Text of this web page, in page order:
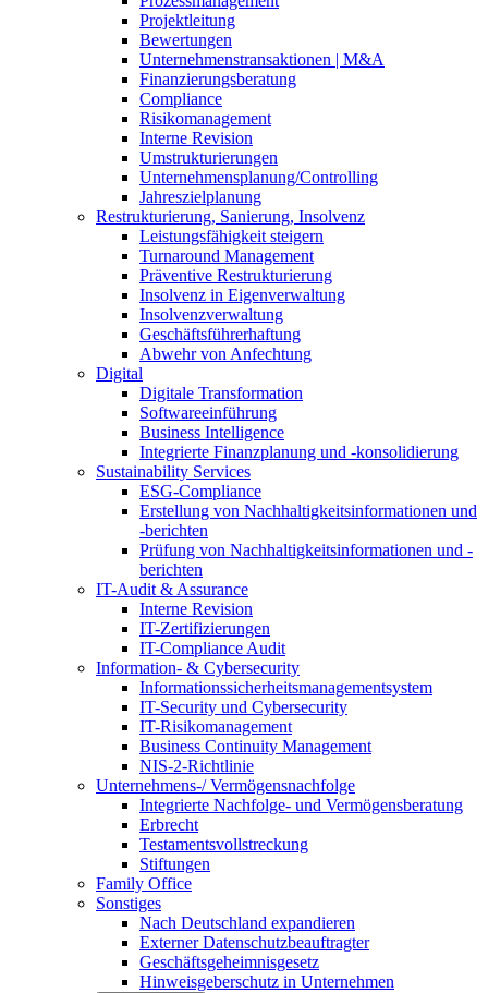
Projektleitung
Bewertungen
Unternehmenstransaktionen | M&A
Finanzierungsberatung
Compliance
Risikomanagement
Interne Revision
Umstrukturierungen
Unternehmensplanung/Controlling
Jahreszielplanung
Restrukturierung, Sanierung, Insolvenz
Leistungsfähigkeit steigern
Turnaround Management
Präventive Restrukturierung
Insolvenz in Eigenverwaltung
Insolvenzverwaltung
Geschäftsführerhaftung
Abwehr von Anfechtung
Digital
Digitale Transformation
Softwareeinführung
Business Intelligence
Integrierte Finanzplanung und -konsolidierung
Sustainability Services
ESG-Compliance
Erstellung von Nachhaltigkeitsinformationen und
-berichten
Prüfung von Nachhaltigkeitsinformationen und -
berichten
IT-Audit & Assurance
Interne Revision
IT-Zertifizierungen
IT-Compliance Audit
Information- & Cybersecurity
Informationssicherheitsmanagementsystem
IT-Security und Cybersecurity
IT-Risikomanagement
Business Continuity Management
NIS-2-Richtlinie
Unternehmens-/Vermögensnachfolge
Integrierte Nachfolge- und Vermögensberatung
Erbrecht
Testamentsvollstreckung
Stiftungen
Family Office
Sonstiges
Nach Deutschland expandieren
Externer Datenschutzbeauftragter
Geschäftsgeheimnisgesetz
Hinweisgeberschutz in Unternehmen